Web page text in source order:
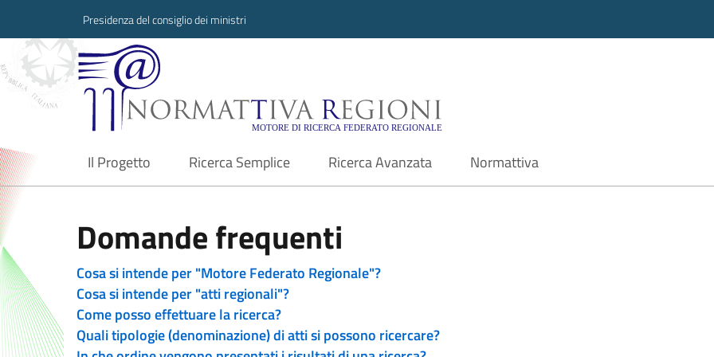
Presidenza del consiglio dei ministri
Normattiva Regioni - Motore di ricerca
Il Progetto
current Ricerca Semplice Ricerca Avanzata Normattiva
Domande frequenti
Cosa si intende per "Motore Federato Regionale"?
Cosa si intende per "atti regionali"?
Come posso effettuare la ricerca?
Quali tipologie (denominazione) di atti si possono ricercare?